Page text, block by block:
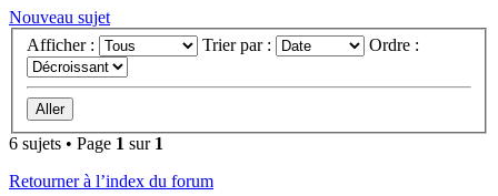
Nouveau sujet
Afficher :
Trier par : Ordre :
6 sujets • Page 1 sur 1
Retourner à l’index du forum